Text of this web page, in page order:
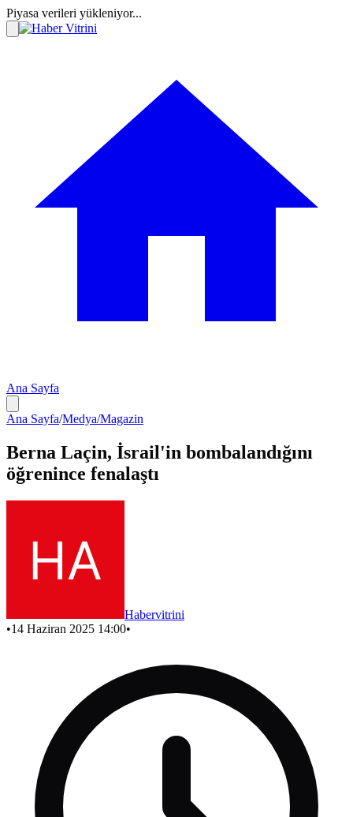
Piyasa verileri yükleniyor...
Ana Sayfa
Ana Sayfa/Medya/Magazin
Berna Laçin, İsrail'in bombalandığını
öğrenince fenalaştı
Habervitrini
•14 Haziran 2025 14:00•